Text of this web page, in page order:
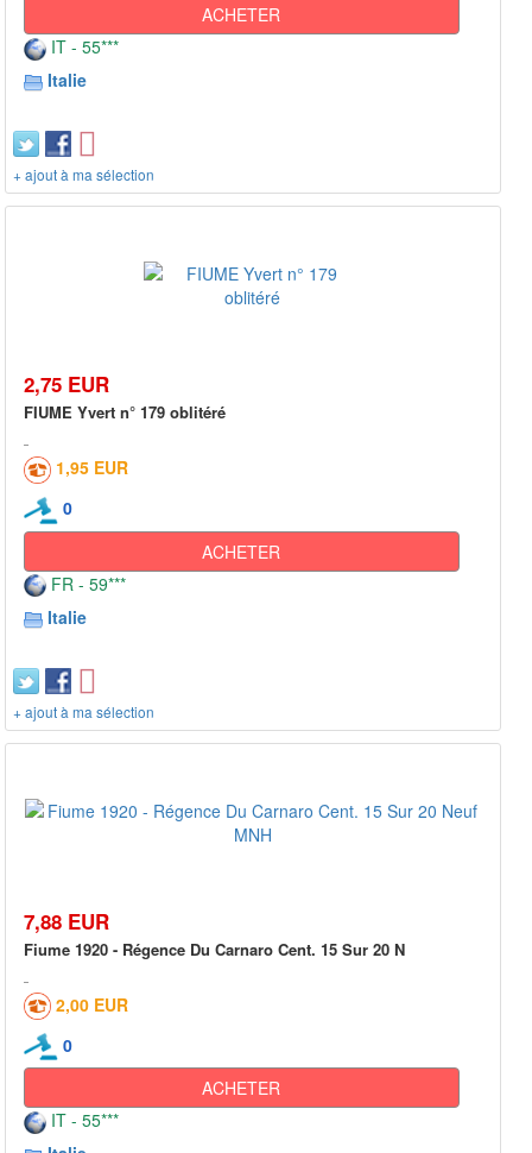
ACHETER
IT - 55***
Italie
+ ajout à ma sélection
2,75 EUR
FIUME Yvert n° 179 oblitéré
1,95 EUR
0
ACHETER
FR - 59***
Italie
+ ajout à ma sélection
7,88 EUR
Fiume 1920 - Régence Du Carnaro Cent. 15 Sur 20 N
2,00 EUR
0
ACHETER
IT - 55***